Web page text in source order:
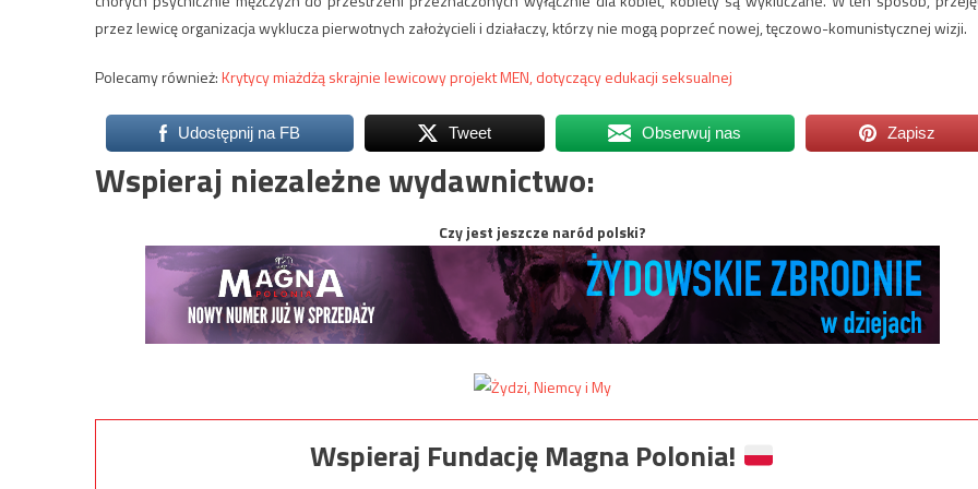
przez lewicę organizacja wyklucza pierwotnych założycieli i działaczy, którzy nie mogą poprzeć nowej, tęczowo-komunistycznej wizji.
Polecamy również:Krytycy miażdżą skrajnie lewicowy projekt MEN, dotyczący edukacji seksualnej
Udostępnij na FB Tweet Obserwuj nas Zapisz
Wspieraj niezależne wydawnictwo:
Czy jest jeszcze naród polski?
Wspieraj Fundację Magna Polonia!